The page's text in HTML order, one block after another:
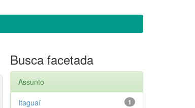
Busca facetada
Assunto
1
Itaguaí